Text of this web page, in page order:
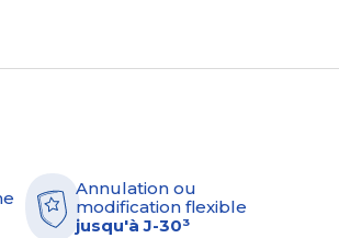
Annulation ou
modification flexible
jusqu'à J-30³